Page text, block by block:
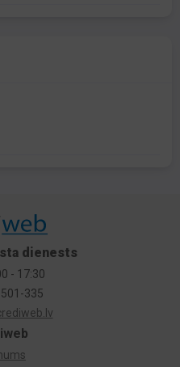
dienests
- 17:30
335